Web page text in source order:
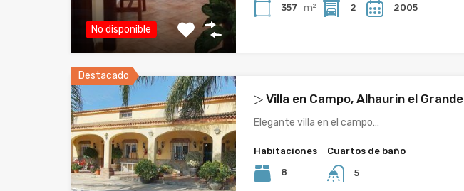
No disponible
357 m² 2 2005
Destacado
▷ Villa en Campo, Alhaurin el Grande
Elegante villa en el campo…
Habitaciones
8
Cuartos de baño
5